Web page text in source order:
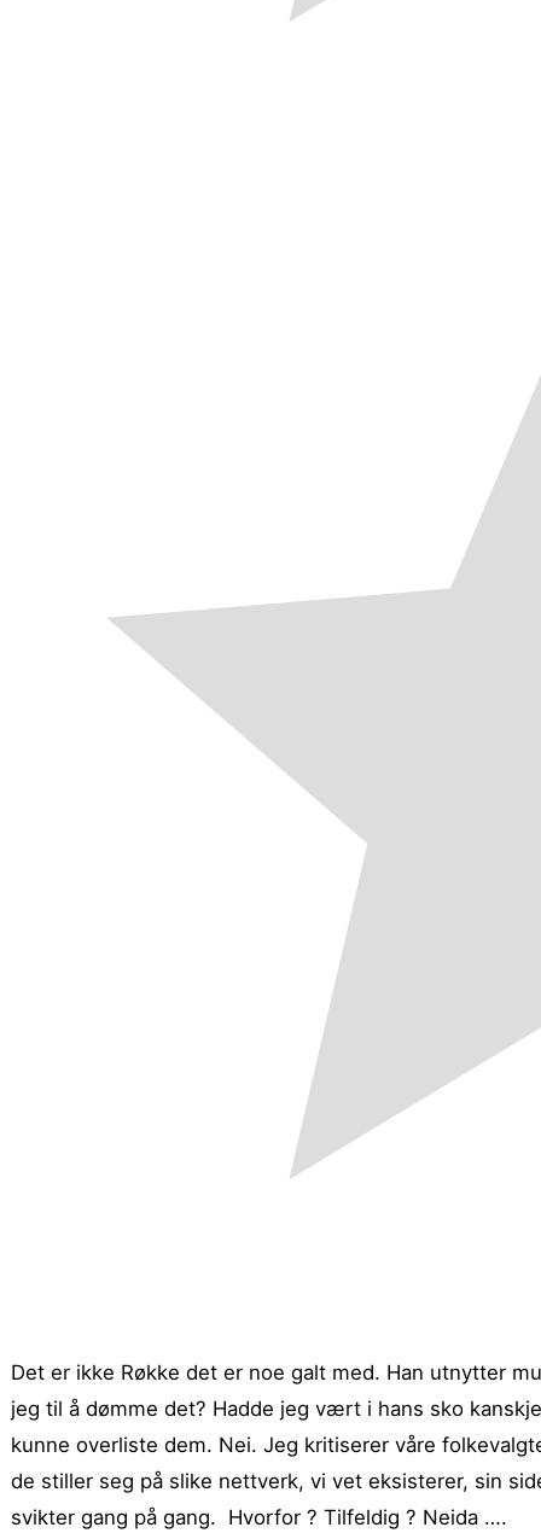
Det er ikke Røkke det er noe galt med. Han utnytter
jeg til å dømme det? Hadde jeg vært i hans sko
kunne overliste dem. Nei. Jeg kritiserer våre
de stiller seg på slike nettverk, vi vet eksisterer, sin
svikter gang på gang. Hvorfor ? Tilfeldig ? Neida ….